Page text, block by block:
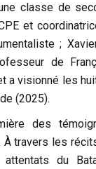
classe de
et
;
de
a visionné les
(2025).
des
travers les
attentats du